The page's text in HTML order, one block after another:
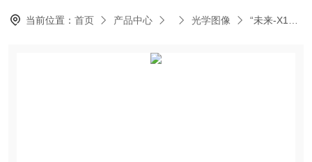
当前位置：首页 产品中心 光学图像 “未来-X17”压盖实验型冷冻干燥机